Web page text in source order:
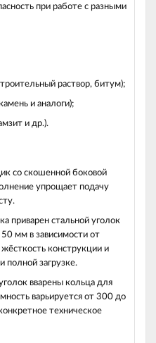
при работе с разными
раствор, битум);
и аналоги);
и др.).
со скошенной боковой
упрощает подачу
приварен стальной уголок
мм в зависимости от
конструкции и
загрузке.
вварены кольца для
варьируется от 300 до
техническое